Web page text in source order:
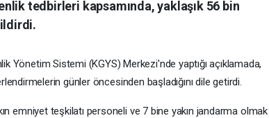
tedbirleri kapsamında, yaklaşık 56 bin
Yönetim Sistemi (KGYS) Merkezi'nde yaptığı açıklamada,
günler öncesinden başladığını dile getirdi.
emniyet teşkilatı personeli ve 7 bine yakın jandarma olmak